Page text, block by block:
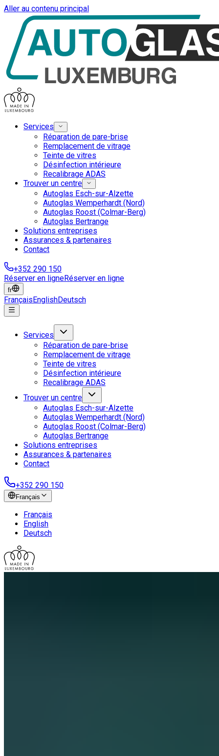
Aller au contenu principal
Services
Réparation de pare-brise
Remplacement de vitrage
Teinte de vitres
Désinfection intérieure
Recalibrage ADAS
Trouver un centre
Autoglas Esch-sur-Alzette
Autoglas Wemperhardt (Nord)
Autoglas Roost (Colmar-Berg)
Autoglas Bertrange
Solutions entreprises
Assurances & partenaires
Contact
+352 290 150
Réserver en ligneRéserver en ligne
fr
FrançaisEnglishDeutsch
Services
Réparation de pare-brise
Remplacement de vitrage
Teinte de vitres
Désinfection intérieure
Recalibrage ADAS
Trouver un centre
Autoglas Esch-sur-Alzette
Autoglas Wemperhardt (Nord)
Autoglas Roost (Colmar-Berg)
Autoglas Bertrange
Solutions entreprises
Assurances & partenaires
Contact
+352 290 150
Français
Français
English
Deutsch